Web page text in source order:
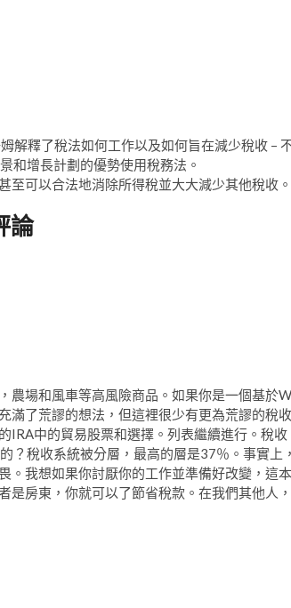
解釋了稅法如何工作以及如何旨在減少稅收 –
和增長計劃的優勢使用稅務法。
可以合法地消除所得稅並大大減少其他稅收。
論
農場和風車等高風險商品。如果你是一個基於
滿了荒謬的想法，但這裡很少有更為荒謬的稅收
IRA中的貿易股票和選擇。列表繼續進行。稅收
稅收系統被分層，最高的層是37％。事實上，
。我想如果你討厭你的工作並準備好改變，這本
房東，你就可以了節省稅款。在我們其他人，